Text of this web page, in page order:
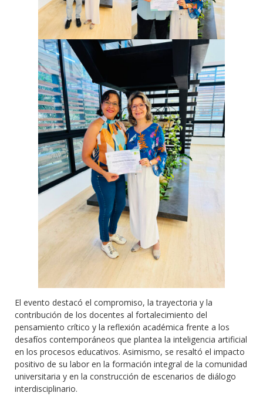
El evento destacó el compromiso, la trayectoria y la
contribución de los docentes al fortalecimiento del
pensamiento crítico y la reflexión académica frente a los
desafíos contemporáneos que plantea la inteligencia artificial
en los procesos educativos. Asimismo, se resaltó el impacto
positivo de su labor en la formación integral de la comunidad
universitaria y en la construcción de escenarios de diálogo
interdisciplinario.